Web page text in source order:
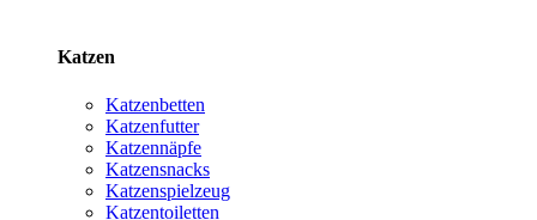
Katzen
Katzenbetten
Katzenfutter
Katzennäpfe
Katzensnacks
Katzenspielzeug
Katzentoiletten